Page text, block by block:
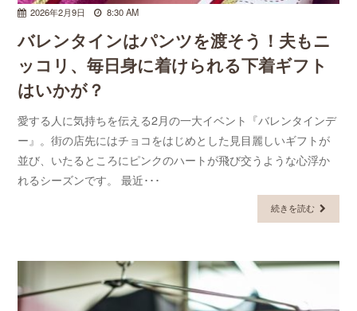
2026年2月9日 8:30 AM
バレンタインはパンツを渡そう！夫もニ
ッコリ、毎日身に着けられる下着ギフト
はいかが？
愛する人に気持ちを伝える2月の一大イベント『バレンタインデ
ー』。街の店先にはチョコをはじめとした見目麗しいギフトが
並び、いたるところにピンクのハートが飛び交うような心浮か
れるシーズンです。 最近･･･
続きを読む